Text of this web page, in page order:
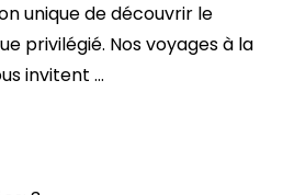
unique de découvrir le
privilégié. Nos voyages à la
invitent ...